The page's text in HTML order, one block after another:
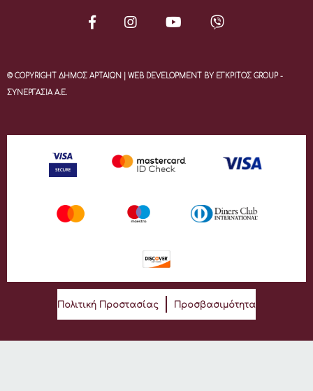
© COPYRIGHT ΔΗΜΟΣ ΑΡΤΑΙΩΝ | WEB DEVELOPMENT BY ΕΓΚΡΙΤΟΣ GROUP -
ΣΥΝΕΡΓΑΣΙΑ Α.Ε.
Πολιτική Προστασίας Προσβασιμότητα